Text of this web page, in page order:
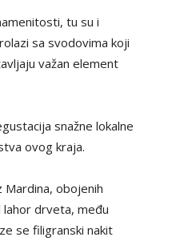
tu su i
sa svodovima koji
važan element
snažne lokalne
ovog kraja.
Mardina, obojenih
drveta, među
se filigranski nakit